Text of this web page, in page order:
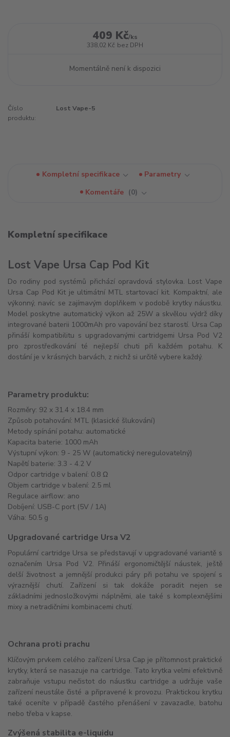
409 Kč/ks
338,02 Kč bez DPH
Momentálně není k dispozici
Číslo
produktu:
Lost Vape-5
Kompletní specifikace
Parametry
Komentáře
0
Kompletní specifikace
Lost Vape Ursa Cap Pod Kit
Do rodiny pod systémů přichází opravdová stylovka. Lost Vape
Ursa Cap Pod Kit je ultimátní MTL startovací kit. Kompaktní, ale
výkonný, navíc se zajímavým doplňkem v podobě krytky náustku.
Model poskytne automatický výkon až 25W a skvělou výdrž díky
integrované baterii 1000mAh pro vapování bez starostí. Ursa Cap
přináší kompatibilitu s upgradovanými cartridgemi Ursa Pod V2
pro zprostředkování té nejlepší chuti při každém potahu. K
dostání je v krásných barvách, z nichž si určitě vybere každý.
Parametry produktu:
Rozměry: 92 x 31.4 x 18.4 mm
Způsob potahování: MTL (klasické šlukování)
Metody spínání potahu: automatické
Kapacita baterie: 1000 mAh
Výstupní výkon: 9 - 25 W (automatický neregulovatelný)
Napětí baterie: 3.3 - 4.2 V
Odpor cartridge v balení: 0.8 Ω
Objem cartridge v balení: 2.5 ml
Regulace airflow: ano
Dobíjení: USB-C port (5V / 1A)
Váha: 50.5 g
Upgradované cartridge Ursa V2
Populární cartridge Ursa se představují v upgradované variantě s
označením Ursa Pod V2. Přináší ergonomičtější náustek, ještě
delší životnost a jemnější produkci páry při potahu ve spojení s
výraznější chutí. Zařízení si tak dokáže poradit nejen se
základními jednosložkovými náplněmi, ale také s komplexnějšími
mixy a netradičními kombinacemi chutí.
Ochrana proti prachu
Klíčovým prvkem celého zařízení Ursa Cap je přítomnost praktické
krytky, která se nasazuje na cartridge. Tato krytka velmi efektivně
zabraňuje vstupu nečistot do náustku cartridge a udržuje vaše
zařízení neustále čisté a připravené k provozu. Praktickou krytku
také oceníte v případě častého přenášení v zavazadle, batohu
nebo třeba v kapse.
Zvýšená stabilita e-liquidu